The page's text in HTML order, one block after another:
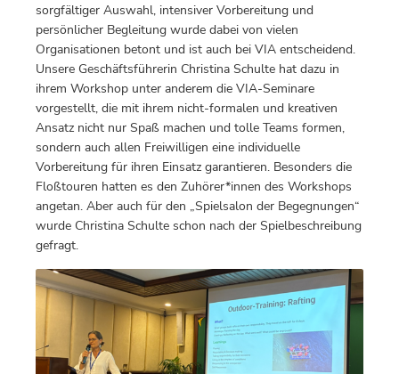
sorgfältiger Auswahl, intensiver Vorbereitung und
persönlicher Begleitung wurde dabei von vielen
Organisationen betont und ist auch bei VIA entscheidend.
Unsere Geschäftsführerin Christina Schulte hat dazu in
ihrem Workshop unter anderem die VIA-Seminare
vorgestellt, die mit ihrem nicht-formalen und kreativen
Ansatz nicht nur Spaß machen und tolle Teams formen,
sondern auch allen Freiwilligen eine individuelle
Vorbereitung für ihren Einsatz garantieren. Besonders die
Floßtouren hatten es den Zuhörer*innen des Workshops
angetan. Aber auch für den „Spielsalon der Begegnungen“
wurde Christina Schulte schon nach der Spielbeschreibung
gefragt.